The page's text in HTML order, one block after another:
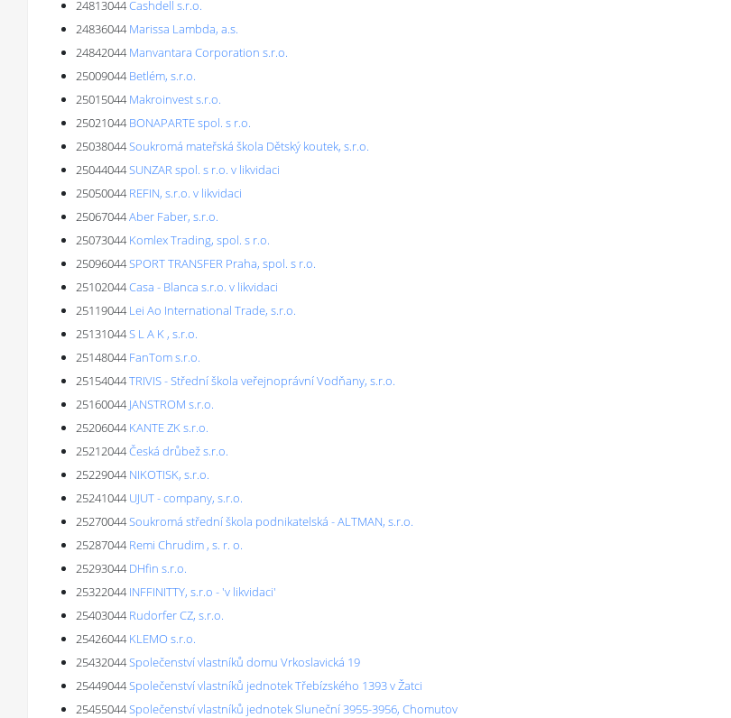
24813044Cashdell s.r.o.
24836044 Marissa Lambda, a.s.
24842044 Manvantara Corporation s.r.o.
25009044 Betlém, s.r.o.
25015044 Makroinvest s.r.o.
25021044 BONAPARTE spol. s r.o.
25038044Soukromá mateřská škola Dětský koutek, s.r.o.
25044044SUNZAR spol. s r.o. v likvidaci
25050044 REFIN, s.r.o. v likvidaci
25067044Aber Faber, s.r.o.
25073044 Komlex Trading, spol. s r.o.
25096044SPORT TRANSFER Praha, spol. s r.o.
25102044Casa - Blanca s.r.o. v likvidaci
25119044 Lei Ao International Trade, s.r.o.
25131044S L A K , s.r.o.
25148044 FanTom s.r.o.
25154044TRIVIS - Střední škola veřejnoprávní Vodňany, s.r.o.
25160044 JANSTROM s.r.o.
25206044 KANTE ZK s.r.o.
25212044Česká drůbež s.r.o.
25229044 NIKOTISK, s.r.o.
25241044 UJUT - company, s.r.o.
25270044Soukromá střední škola podnikatelská - ALTMAN, s.r.o.
25287044 Remi Chrudim , s. r. o.
25293044 DHfin s.r.o.
25322044 INFFINITTY, s.r.o - 'v likvidaci'
25403044 Rudorfer CZ, s.r.o.
25426044 KLEMO s.r.o.
25432044Společenství vlastníků domu Vrkoslavická 19
25449044Společenství vlastníků jednotek Třebízského 1393 v Žatci
25455044Společenství vlastníků jednotek Sluneční 3955-3956, Chomutov